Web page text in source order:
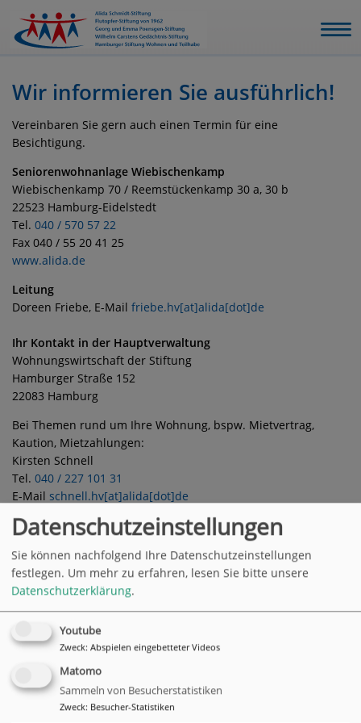
Wir informieren Sie ausführlich!
Vereinbaren Sie gern auch einen Termin für eine
Besichtigung.
Seniorenwohnanlage Wiebischenkamp
Wiebischenkamp 70 / Reemstückenkamp 30 a, 30 b
22523 Hamburg-Eidelstedt
Tel. 040 / 570 57 22
Fax 040 / 55 20 41 25
www.alida.de
Leitung
Doreen Friebe, E-Mail friebe.hv[at]alida[dot]de
Ihr Kontakt in der Hauptverwaltung
Wohnungswirtschaft der Stiftung
Hamburger Straße 152
22083 Hamburg
Bei Themen rund um Ihre Wohnung, bspw. Mietvertrag,
Kaution, Mietzahlungen:
Kirsten Schnell
Tel. 040 / 227 101 31
E-Mail schnell.hv[at]alida[dot]de
Bei Themen rund um Ihre Betriebs- und
Katrin Eickhoff-Schein
Tel.040 / 227 101 25
E-Mailbeko.hv[at]alida[dot]de
Datenschutzeinstellungen
Sie können nachfolgend Ihre Datenschutzeinstellungen
festlegen. Um mehr zu erfahren, lesen Sie bitte unsere
Datenschutzerklärung.
Youtube
Zweck: Abspielen eingebetteter Videos
Matomo
Sammeln von Besucherstatistiken
Zweck: Besucher-Statistiken